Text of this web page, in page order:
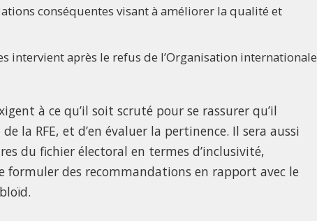
conséquentes visant à améliorer la qualité et
intervient après le refus de l’Organisation internationale
à ce qu’il soit scruté pour se rassurer qu’il
la RFE, et d’en évaluer la pertinence. Il sera aussi
du fichier électoral en termes d’inclusivité,
formuler des recommandations en rapport avec le